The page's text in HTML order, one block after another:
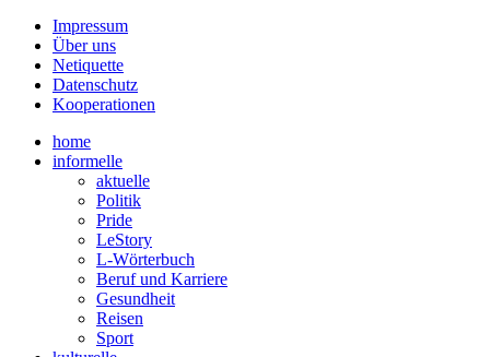
Impressum
Über uns
Netiquette
Datenschutz
Kooperationen
home
informelle
aktuelle
Politik
Pride
LeStory
L-Wörterbuch
Beruf und Karriere
Gesundheit
Reisen
Sport